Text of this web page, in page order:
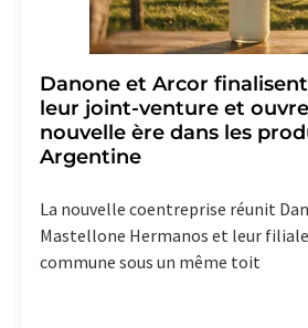
Danone et Arcor
leur joint-venture et
nouvelle ère dans les
Argentine
La nouvelle coentreprise réunit
Mastellone Hermanos et leur
commune sous un même toit